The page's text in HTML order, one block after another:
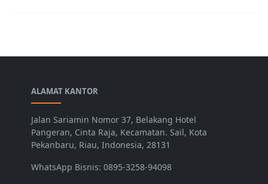
ALAMAT KANTOR
Jalan Sariamin Nomor 37, Belakang Hotel
Pangeran, Cinta Raja, Kecamatan. Sail, Kota
Pekanbaru, Riau, Indonesia, 28131
WhatsApp Bisnis: 0895-3258-94098